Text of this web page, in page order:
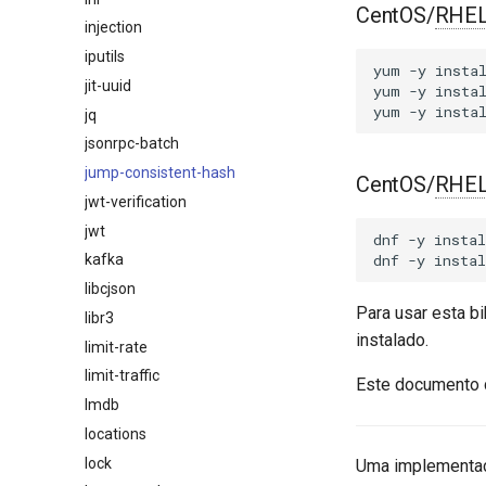
injection
iputils
jit-uuid
jq
jsonrpc-batch
jump-consistent-hash
jwt-verification
jwt
kafka
libcjson
libr3
limit-rate
limit-traffic
lmdb
locations
lock
CentOS/
yum -y
yum -y
yum -y
CentOS/
dnf -y
dnf -y
Para usar esta
instalado.
Este
Uma